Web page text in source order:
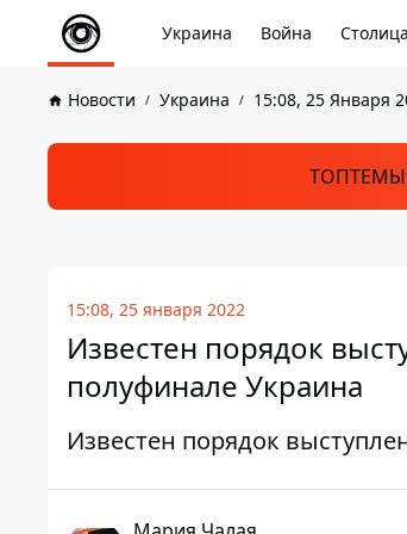
Украина Война Столица
Новости Украина 15:08, 25 Января
15:08, 25 января 2022
Известен порядок
полуфинале Украина
Известен порядок